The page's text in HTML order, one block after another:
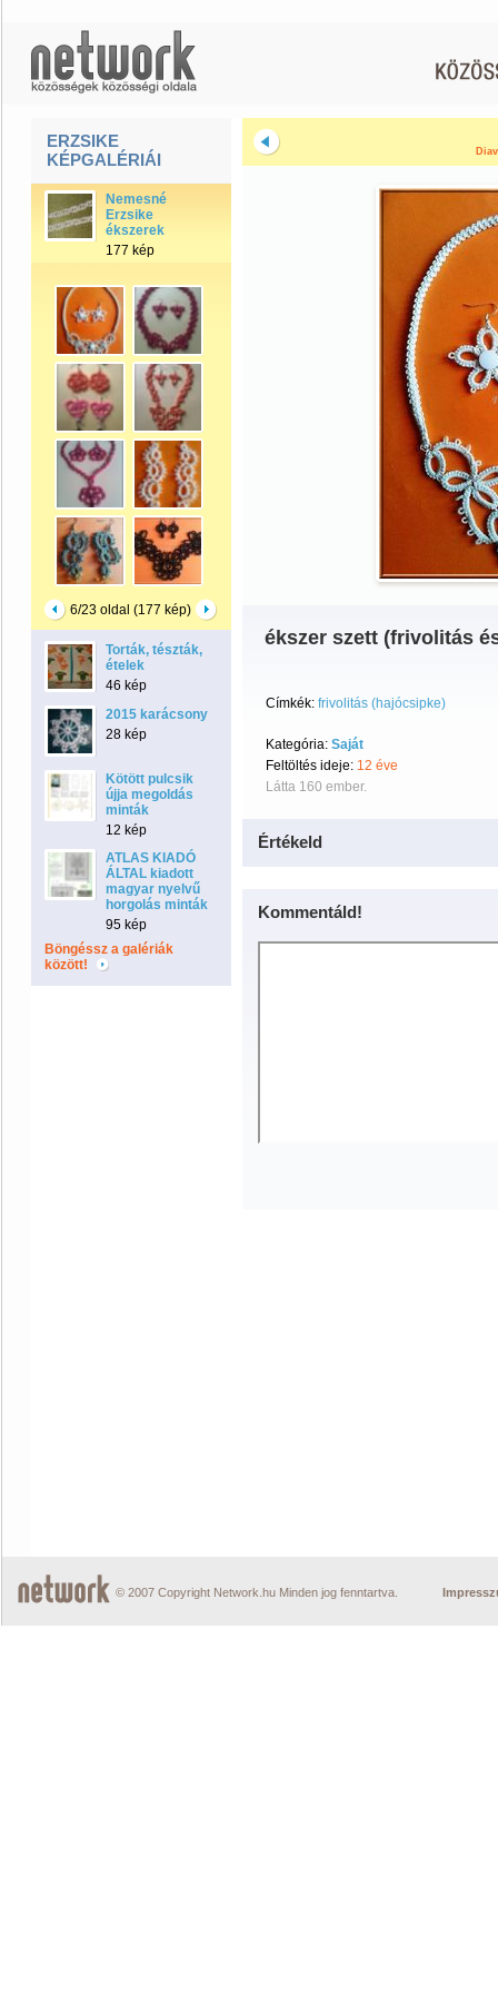
ERZSIKE
KÉPGALÉRIÁI
Nemesné
Erzsike
ékszerek
177 kép
6/23 oldal (177 kép)
Torták, tészták,
ételek
46 kép
2015 karácsony
28 kép
Kötött pulcsik
újja megoldás
minták
12 kép
ATLAS KIADÓ
ÁLTAL kiadott
magyar nyelvű
horgolás minták
95 kép
Böngéssz a galériák
között!
ékszer szett (frivolitás
Címkék: frivolitás (hajócsipke)
Kategória: Saját
Feltöltés ideje: 12 éve
Látta 160 ember.
Értékeld
Kommentáld!
© 2007 Copyright Network.hu Minden jog fenntartva.